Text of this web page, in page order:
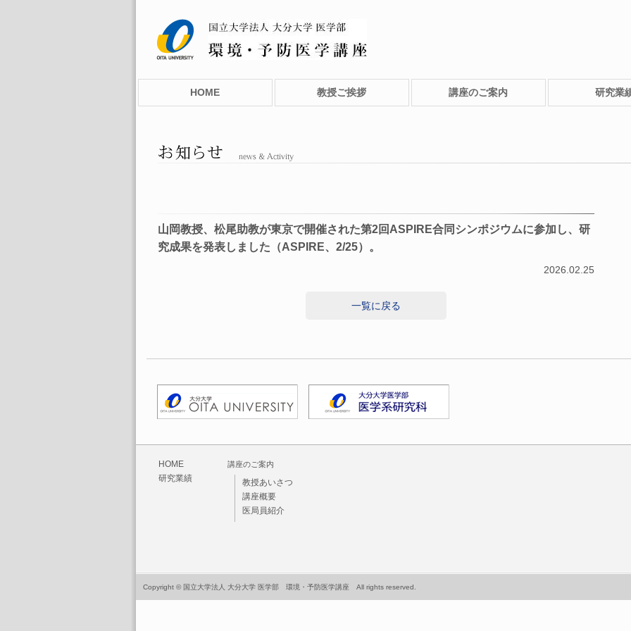
HOME 教授ご挨拶 講座のご案内 研究業
山岡教授、松尾助教が東京で開催された第2回ASPIRE合同シンポジウムに参加し、研
究成果を発表しました（ASPIRE、2/25）。
2026.02.25
一覧に戻る
HOME
研究業績
講座のご案内
教授あいさつ
講座概要
医局員紹介
Copyright © 国立大学法人 大分大学 医学部 環境・予防医学講座 All rights reserved.